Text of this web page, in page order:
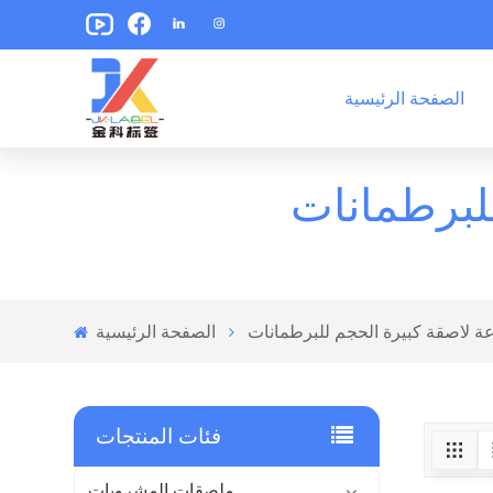
الصفحة الرئيسية
الصفحة الرئيسية لاصقة كبيرة الحجم للبرطمانات
فئات المنتجات